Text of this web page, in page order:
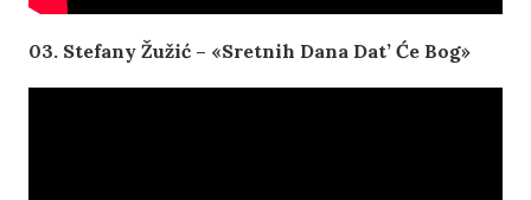
03. Stefany Žužić – «Sretnih Dana Dat’ Će Bog»